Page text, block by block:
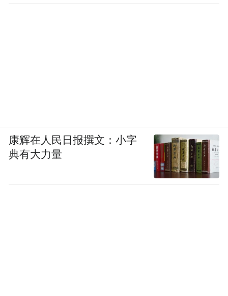
康辉在人民日报撰文：小字
典有大力量